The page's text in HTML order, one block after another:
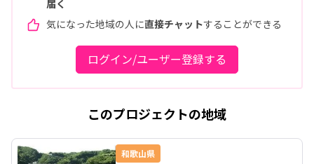
届く
気になった地域の人に直接チャットすることができる
ログイン/ユーザー登録する
このプロジェクトの地域
和歌山県